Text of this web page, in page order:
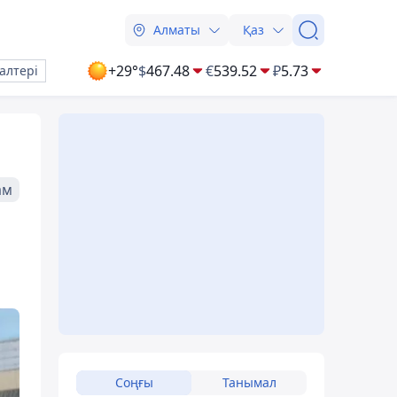
Алматы Қаз
+29°$467.48 €539.52 ₽5.73
Соңғы Танымал